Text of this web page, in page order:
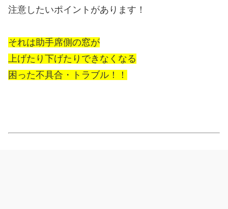
注意したいポイントがあります！
それは助手席側の窓が
上げたり下げたりできなくなる
困った不具合・トラブル！！